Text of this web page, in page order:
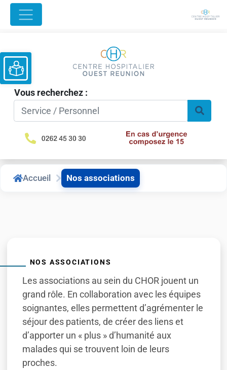
Vous recherchez :
Ouvrir la barre d’outils
Accueil Nos associations
NOS ASSOCIATIONS
Les associations au sein du CHOR jouent un
grand rôle. En collaboration avec les équipes
soignantes, elles permettent d’agrémenter le
séjour des patients, de créer des liens et
d’apporter un « plus » d’humanité aux
malades qui se trouvent loin de leurs
proches.